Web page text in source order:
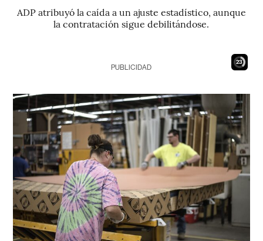
ADP atribuyó la caída a un ajuste estadístico, aunque
la contratación sigue debilitándose.
22
PUBLICIDAD